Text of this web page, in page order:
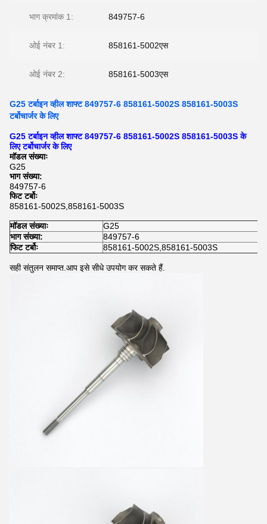
भाग क्रमांक 1: 849757-6
ओई नंबर 1: 858161-5002एस
ओई नंबर 2: 858161-5003एस
G25 टर्बाइन व्हील शाफ्ट 849757-6 858161-5002S 858161-5003S
टर्बोचार्जर के लिए
G25 टर्बाइन व्हील शाफ्ट 849757-6 858161-5002S 858161-5003S के
लिए टर्बोचार्जर के लिए
मॉडल संख्याः
G25
भाग संख्या:
849757-6
फिट टर्बोः
858161-5002S,858161-5003S
मॉडल संख्याः
G25
भाग संख्या:
849757-6
फिट टर्बोः
858161-5002S,858161-5003S
सही संतुलन समाप्त.आप इसे सीधे उपयोग कर सकते हैं.